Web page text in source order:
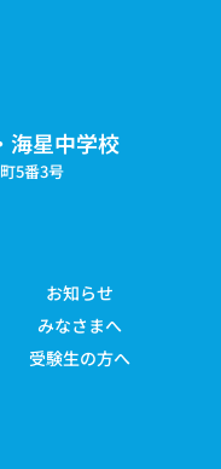
海星中学校
5番3号
お知らせ
みなさまへ
受験生の方へ